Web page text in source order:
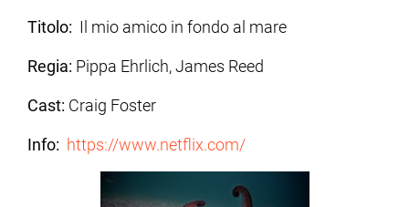
Titolo: Il mio amico in fondo al mare
Regia: Pippa Ehrlich, James Reed
Cast: Craig Foster
Info: https://www.netflix.com/